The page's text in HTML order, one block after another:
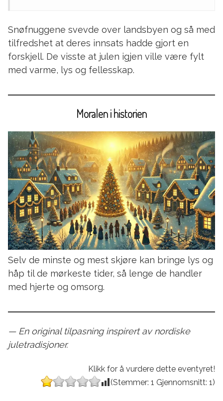
Snøfnuggene svevde over landsbyen og så med
tilfredshet at deres innsats hadde gjort en
forskjell. De visste at julen igjen ville være fylt
med varme, lys og fellesskap.
Moralen i historien
Selv de minste og mest skjøre kan bringe lys og
håp til de mørkeste tider, så lenge de handler
med hjerte og omsorg.
— En original tilpasning inspirert av nordiske
juletradisjoner.
Klikk for å vurdere dette eventyret!
(Stemmer: 1 Gjennomsnitt: 1)